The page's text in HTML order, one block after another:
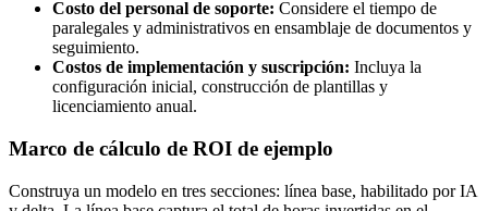
Costo del personal de soporte: Considere el tiempo de
paralegales y administrativos en ensamblaje de documentos y
seguimiento.
Costos de implementación y suscripción: Incluya la
configuración inicial, construcción de plantillas y
licenciamiento anual.
Marco de cálculo de ROI de ejemplo
Construya un modelo en tres secciones: línea base, habilitado por IA